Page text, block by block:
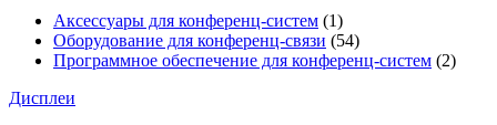
Аксессуары для конференц-систем (1)
Оборудование для конференц-связи (54)
Программное обеспечение для конференц-систем (2)
Дисплеи